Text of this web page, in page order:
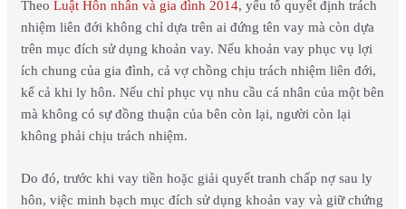
Theo Luật Hôn nhân và gia đình 2014, yếu tố quyết định trách
nhiệm liên đới không chỉ dựa trên ai đứng tên vay mà còn dựa
trên mục đích sử dụng khoản vay. Nếu khoản vay phục vụ lợi
ích chung của gia đình, cả vợ chồng chịu trách nhiệm liên đới,
kể cả khi ly hôn. Nếu chỉ phục vụ nhu cầu cá nhân của một bên
mà không có sự đồng thuận của bên còn lại, người còn lại
không phải chịu trách nhiệm.
Do đó, trước khi vay tiền hoặc giải quyết tranh chấp nợ sau ly
hôn, việc minh bạch mục đích sử dụng khoản vay và giữ chứng